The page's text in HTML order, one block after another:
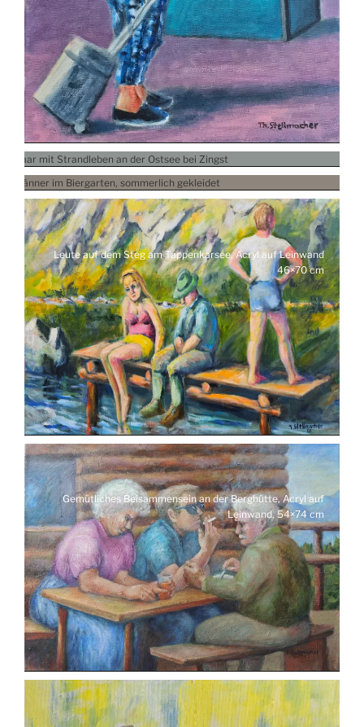
Älteres Ehepaar mit Strandleben an der Ostsee bei Zingst, Acryl auf
Coole Typen im Biergarten, Acryl auf
Leute auf dem Steg am Tappenkarsee, Acryl auf Leinwand
46×70 cm
Gemütliches Beisammensein an der Berghütte, Acryl auf
Leinwand, 54×74 cm